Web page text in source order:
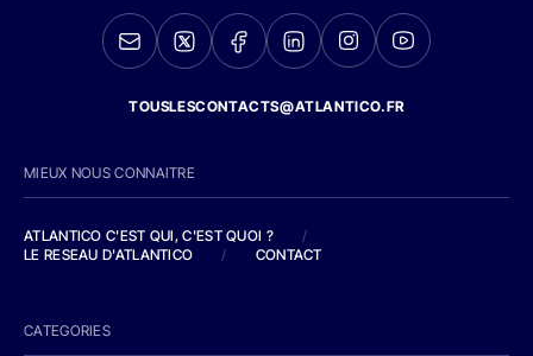
TOUSLESCONTACTS@ATLANTICO.FR
MIEUX NOUS CONNAITRE
ATLANTICO C'EST QUI, C'EST QUOI ?
/
LE RESEAU D'ATLANTICO
/ CONTACT
CATEGORIES